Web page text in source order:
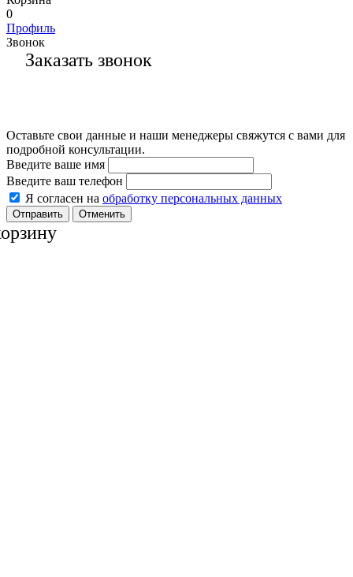
0
Профиль
Звонок
Заказать звонок
Оставьте свои данные и наши менеджеры свяжутся с вами для
подробной консультации.
Введите ваше имя
Введите ваш телефон
Я согласен на обработку персональных данных
Отменить